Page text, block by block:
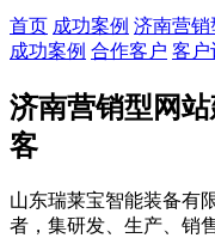
首页 成功案例 济南营销
成功案例 合作客户 客户
济南营销型网
客
山东瑞莱宝智能装备有
者，集研发、生产、销